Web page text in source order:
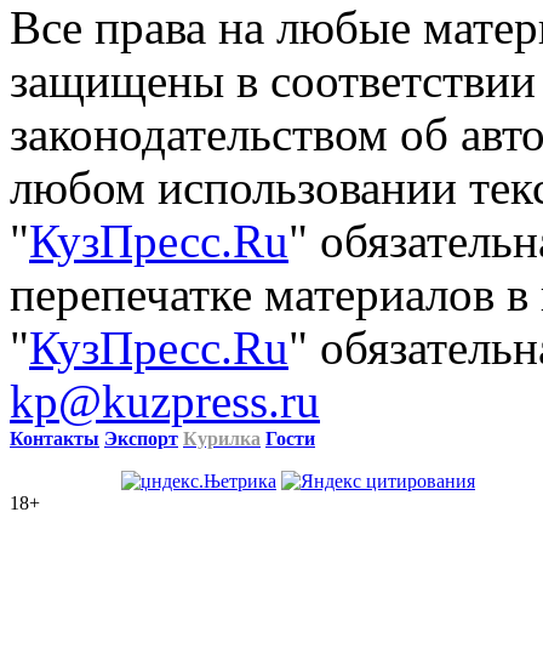
Все права на любые
защищены в
законодательством об
любом использовании
"КузПресс.Ru"
перепечатке материалов
"КузПресс.Ru"
kp@kuzpress.ru
Контакты Экспорт Курилка Гости
18+